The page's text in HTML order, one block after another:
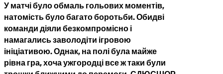
У матчі було обмаль гольових моментів,
натомість було багато боротьби. Обидві
команди діяли безкомпромісно і
намагались заволодіти ігровою
ініціативою. Однак, на полі була майже
рівна гра, хоча ужгородці все ж таки були